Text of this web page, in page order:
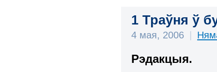
1 Траўня ў
4 мая, 2006 |
Рэдакцыя.